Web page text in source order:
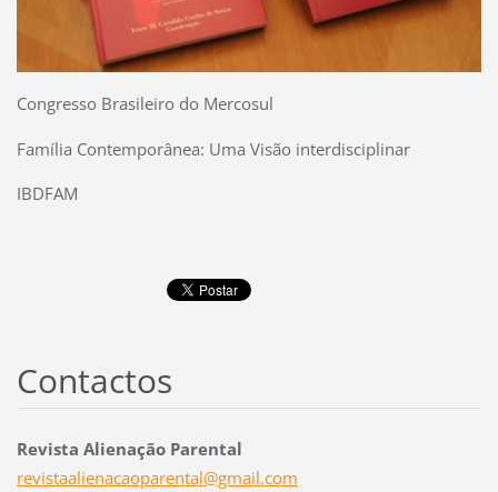
Congresso Brasileiro do Mercosul
Família Contemporânea: Uma Visão interdisciplinar
IBDFAM
Contactos
Revista Alienação Parental
revistaalienacaoparental@gmail.com